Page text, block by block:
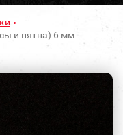
и пятна) 6 мм